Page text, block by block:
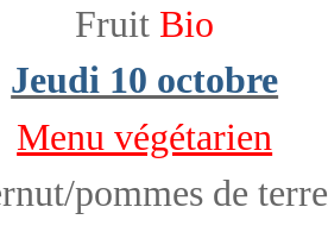
Fruit Bio
Jeudi 10 octobre
Menu végétarien
pommes de